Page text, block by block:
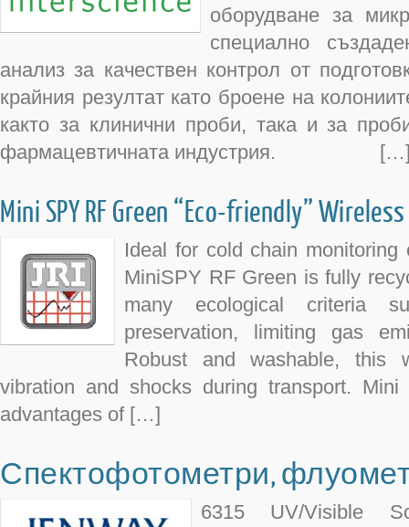
оборудване за
специално
анализ за качествен контрол от
крайния резултат като броене на
както за клинични проби, така и за
фармацевтичната индустрия.
Mini SPY RF Green “Eco-friendly”
Ideal for cold chain
MiniSPY RF Green is fully
many ecological criteria
preservation, limiting gas
Robust and washable, this
vibration and shocks during transport.
advantages of […]
Спектофотометри,
6315 UV/Visible